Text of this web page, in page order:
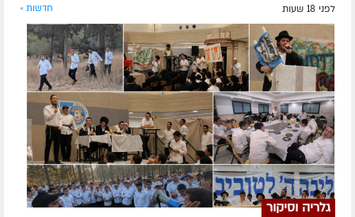
לפני 18 שעות חדשות »
גלריה וסיקור